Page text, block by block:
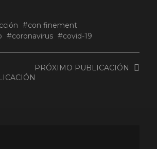
con finement
coronavirus covid-19
PRÓXIMO PUBLICACIÓN